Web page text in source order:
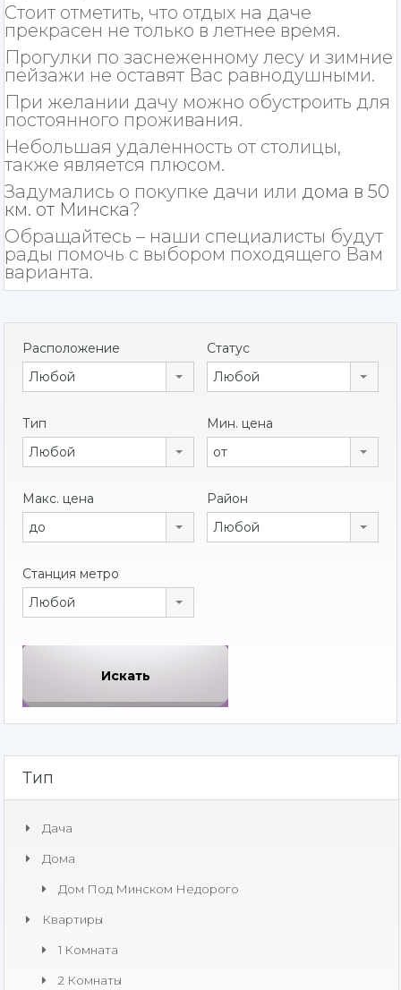
Стоит отметить, что отдых на даче
прекрасен не только в летнее время.
Прогулки по заснеженному лесу и зимние
пейзажи не оставят Вас равнодушными.
При желании дачу можно обустроить для
постоянного проживания.
Небольшая удаленность от столицы,
также является плюсом.
Задумались о покупке дачи или дома в 50
км. от Минска?
Обращайтесь – наши специалисты будут
рады помочь с выбором походящего Вам
варианта.
Расположение
Любой
Статус
Любой
Тип
Любой
Мин. цена
от
Макс. цена
до
Район
Любой
Станция метро
Любой
Тип
Дача
Дома
Дом Под Минском Недорого
Квартиры
1 Комната
2 Комнаты